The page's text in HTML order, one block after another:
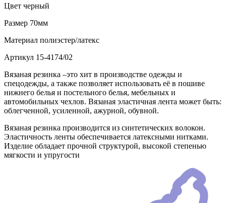
Цвет черный
Размер 70мм
Материал полиэстер/латекс
Артикул 15-4174/02
Вязаная резинка –это хит в производстве одежды и
спецодежды, а также позволяет использовать её в пошиве
нижнего белья и постельного белья, мебельных и
автомобильных чехлов. Вязаная эластичная лента может быть:
облегченной, усиленной, ажурной, обувной.
Вязаная резинка производится из синтетических волокон.
Эластичность ленты обеспечивается латексными нитками.
Изделие обладает прочной структурой, высокой степенью
мягкости и упругости